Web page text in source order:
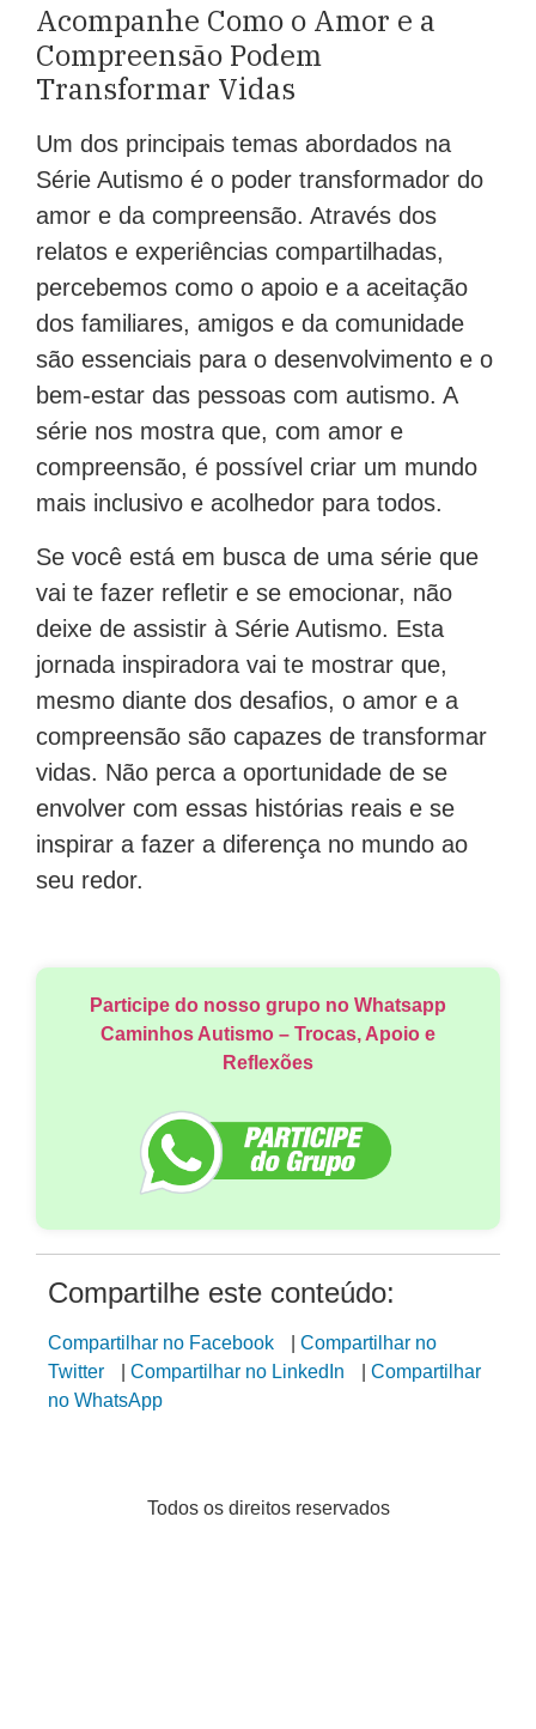
Acompanhe Como o Amor e a
Compreensão Podem
Transformar Vidas
Um dos principais temas abordados na
Série Autismo é o poder transformador do
amor e da compreensão. Através dos
relatos e experiências compartilhadas,
percebemos como o apoio e a aceitação
dos familiares, amigos e da comunidade
são essenciais para o desenvolvimento e o
bem-estar das pessoas com autismo. A
série nos mostra que, com amor e
compreensão, é possível criar um mundo
mais inclusivo e acolhedor para todos.
Se você está em busca de uma série que
vai te fazer refletir e se emocionar, não
deixe de assistir à Série Autismo. Esta
jornada inspiradora vai te mostrar que,
mesmo diante dos desafios, o amor e a
compreensão são capazes de transformar
vidas. Não perca a oportunidade de se
envolver com essas histórias reais e se
inspirar a fazer a diferença no mundo ao
seu redor.
Participe do nosso grupo no Whatsapp
Caminhos Autismo – Trocas, Apoio e
Reflexões
Compartilhe este conteúdo:
Compartilhar no Facebook
Compartilhar no
Twitter
Compartilhar no LinkedIn
Compartilhar
no WhatsApp
Todos os direitos reservados